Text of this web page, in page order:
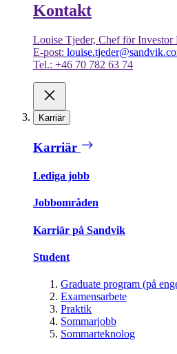
Kontakt
Louise Tjeder, Chef för Investor
E-post:
Tel.: +46 70 782 63 74
Karriär
Karriär
Lediga jobb
Jobbområden
Karriär på Sandvik
Student
Graduate program (på
Examensarbete
Praktik
Sommarjobb
Sommarteknolog